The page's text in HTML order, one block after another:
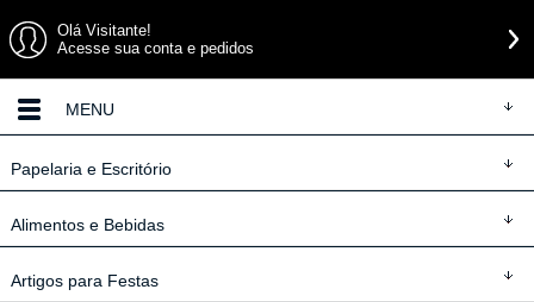
Olá Visitante!
Acesse sua conta e pedidos
MENU
Papelaria e Escritório
Alimentos e Bebidas
Artigos para Festas